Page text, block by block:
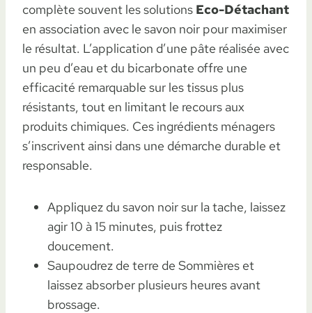
complète souvent les solutions Eco-Détachant
en association avec le savon noir pour maximiser
le résultat. L’application d’une pâte réalisée avec
un peu d’eau et du bicarbonate offre une
efficacité remarquable sur les tissus plus
résistants, tout en limitant le recours aux
produits chimiques. Ces ingrédients ménagers
s’inscrivent ainsi dans une démarche durable et
responsable.
Appliquez du savon noir sur la tache, laissez
agir 10 à 15 minutes, puis frottez
doucement.
Saupoudrez de terre de Sommières et
laissez absorber plusieurs heures avant
brossage.